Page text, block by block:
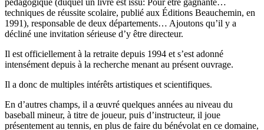
pédagogique (duquel un livre est issu: Pour être gagnante…
techniques de réussite scolaire, publié aux Éditions Beauchemin, en
1991), responsable de deux départements… Ajoutons qu’il y a
décliné une invitation sérieuse d’y être directeur.
Il est officiellement à la retraite depuis 1994 et s’est adonné
intensément depuis à la recherche menant au présent ouvrage.
Il a donc de multiples intérêts artistiques et scientifiques.
En d’autres champs, il a œuvré quelques années au niveau du
baseball mineur, à titre de joueur, puis d’instructeur, il joue
présentement au tennis, en plus de faire du bénévolat en ce domaine,